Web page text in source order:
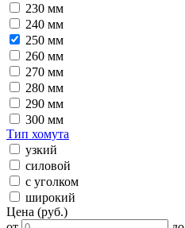
230 мм
240 мм
250 мм
260 мм
270 мм
280 мм
290 мм
300 мм
Тип хомута
узкий
силовой
с уголком
широкий
Цена (руб.)